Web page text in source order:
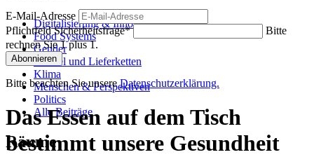
Digitalisierung & Innovation
Food Systems
Gender
Handel und Lieferketten
Klima
Menschen & Perspektiven
Politics
Alle Beiträge
Räume
E-Mail-Adresse
PflichtfeldSicherheitsfrage*
Bitte
rechnen Sie 1 plus 1.
Abonnieren
Bitte beachten Sie unsereDatenschutzerklärung.
Das Essen auf dem Tisch
bestimmt unsere Gesundheit